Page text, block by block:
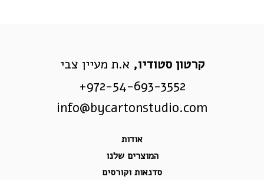
קרטון סטודיו, א.ת מעיין צבי
972-54-693-3552+
info@bycartonstudio.com
אודות
המוצרים שלנו
סדנאות וקורסים